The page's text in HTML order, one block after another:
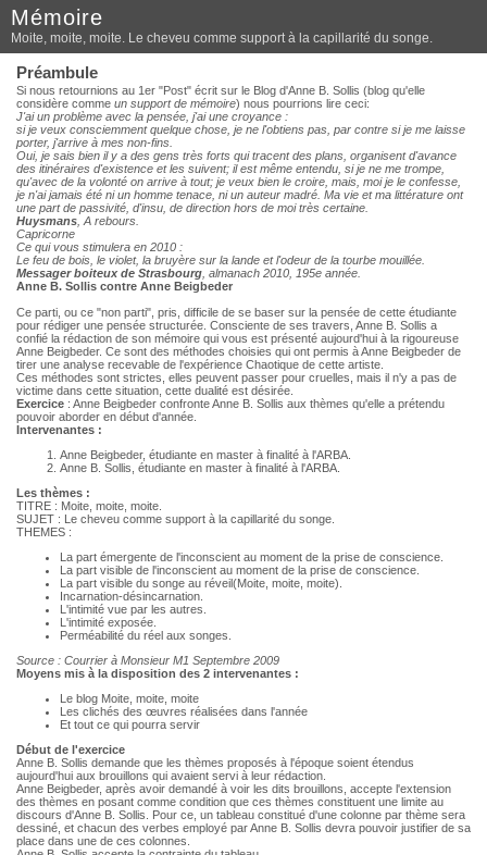
Mémoire
Moite, moite, moite. Le cheveu comme support à la capillarité du songe.
Préambule
Si nous retournions au 1er "Post" écrit sur le Blog d'Anne B. Sollis (blog qu'elle
considère comme un support de mémoire) nous pourrions lire ceci:
J'ai un problème avec la pensée, j'ai une croyance :
si je veux consciemment quelque chose, je ne l'obtiens pas, par contre si je me laisse
porter, j'arrive à mes non-fins.
Oui, je sais bien il y a des gens très forts qui tracent des plans, organisent d'avance
des itinéraires d'existence et les suivent; il est même entendu, si je ne me trompe,
qu'avec de la volonté on arrive à tout; je veux bien le croire, mais, moi je le confesse,
je n'ai jamais été ni un homme tenace, ni un auteur madré. Ma vie et ma littérature ont
une part de passivité, d'insu, de direction hors de moi très certaine.
Huysmans , A rebours.
Capricorne
Ce qui vous stimulera en 2010 :
Le feu de bois, le violet, la bruyère sur la lande et l'odeur de la tourbe mouillée.
Messager boiteux de Strasbourg , almanach 2010, 195e année.
Anne B. Sollis contre Anne Beigbeder
Ce parti, ou ce "non parti", pris, difficile de se baser sur la pensée de cette étudiante
pour rédiger une pensée structurée. Consciente de ses travers, Anne B. Sollis a
confié la rédaction de son mémoire qui vous est présenté aujourd'hui à la rigoureuse
Anne Beigbeder. Ce sont des méthodes choisies qui ont permis à Anne Beigbeder de
tirer une analyse recevable de l'expérience Chaotique de cette artiste.
Ces méthodes sont strictes, elles peuvent passer pour cruelles, mais il n'y a pas de
victime dans cette situation, cette dualité est désirée.
Exercice : Anne Beigbeder confronte Anne B. Sollis aux thèmes qu'elle a prétendu
pouvoir aborder en début d'année.
Intervenantes :
Anne Beigbeder, étudiante en master à finalité à l'ARBA.
Anne B. Sollis, étudiante en master à finalité à l'ARBA.
Les thèmes :
TITRE : Moite, moite, moite.
SUJET : Le cheveu comme support à la capillarité du songe.
THEMES :
La part émergente de l'inconscient au moment de la prise de conscience.
La part visible de l'inconscient au moment de la prise de conscience.
La part visible du songe au réveil(Moite, moite, moite).
Incarnation-désincarnation.
L'intimité vue par les autres.
L'intimité exposée.
Perméabilité du réel aux songes.
Source : Courrier à Monsieur M1 Septembre 2009
Moyens mis à la disposition des 2 intervenantes :
Le blog Moite, moite, moite
Les clichés des œuvres réalisées dans l'année
Et tout ce qui pourra servir
Début de l'exercice
Anne B. Sollis demande que les thèmes proposés à l'époque soient étendus
aujourd'hui aux brouillons qui avaient servi à leur rédaction.
Anne Beigbeder, après avoir demandé à voir les dits brouillons, accepte l'extension
des thèmes en posant comme condition que ces thèmes constituent une limite au
discours d'Anne B. Sollis. Pour ce, un tableau constitué d'une colonne par thème sera
dessiné, et chacun des verbes employé par Anne B. Sollis devra pouvoir justifier de sa
place dans une de ces colonnes.